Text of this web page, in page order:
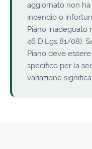
aggiornato non
incendio o
Piano inadeguato
46 D.Lgs 81/08).
Piano deve
specifico per la
variazione